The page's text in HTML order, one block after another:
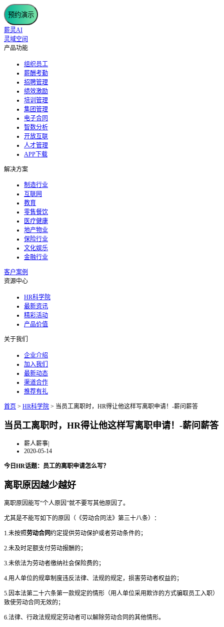
预约演示
薪灵AI
灵域空间
产品功能
组织员工
薪酬考勤
招聘管理
绩效激励
培训管理
集团管理
电子合同
智数分析
开放互联
人才管理
APP下载
解决方案
制造行业
互联网
教育
零售餐饮
医疗健康
地产物业
保险行业
文化娱乐
金融行业
客户案例
资源中心
HR科学院
最新资讯
精彩活动
产品价值
关于我们
企业介绍
加入我们
最新动态
渠道合作
推荐有礼
首页 > HR科学院 > 当员工离职时，HR得让他这样写离职申请！-薪问薪答
当员工离职时，HR得让他这样写离职申请！-薪问薪答
薪人薪事|
2020-05-14
今日HR话题：员工的离职申请怎么写？
离职原因越少越好
离职原因能写“个人原因”就不要写其他原因了。
尤其是不能写如下的原因（《劳动合同法》第三十八条）：
1.未按照劳动合同约定提供劳动保护或者劳动条件的；
2.未及时足额支付劳动报酬的；
3.未依法为劳动者缴纳社会保险费的；
4.用人单位的规章制度违反法律、法规的规定，损害劳动者权益的；
5.因本法第二十六条第一款规定的情形（用人单位采用欺诈的方式骗取员工入职）
致使劳动合同无效的；
6.法律、行政法规规定劳动者可以解除劳动合同的其他情形。